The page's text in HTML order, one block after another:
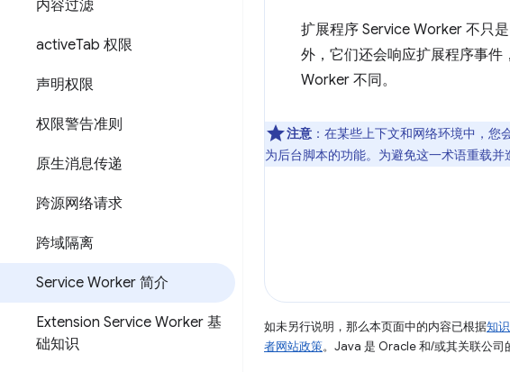
内容过滤
activeTab 权限
声明权限
权限警告准则
原生消息传递
跨源网络请求
跨域隔离
Service Worker 简介
Extension Service Worker 基
础知识
扩展程序 Service Worker 不只
外，它们还会响应扩展程序事
Worker 不同。
注意 ：在某些上下文和网络环境中，
为后台脚本的功能。为避免这一术语重载并
如未另行说明，那么本页面中的内容已根据知
者网站政策。Java 是 Oracle 和/或其关联公司